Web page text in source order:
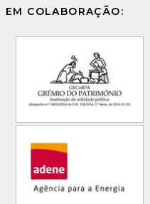
EM COLABORAÇÃO: